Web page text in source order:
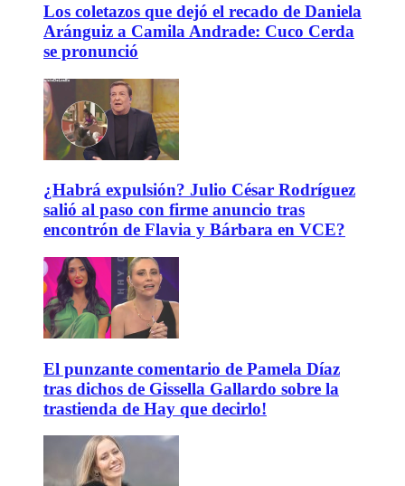
Los coletazos que dejó el recado de Daniela
Aránguiz a Camila Andrade: Cuco Cerda
se pronunció
¿Habrá expulsión? Julio César Rodríguez
salió al paso con firme anuncio tras
encontrón de Flavia y Bárbara en VCE?
El punzante comentario de Pamela Díaz
tras dichos de Gissella Gallardo sobre la
trastienda de Hay que decirlo!